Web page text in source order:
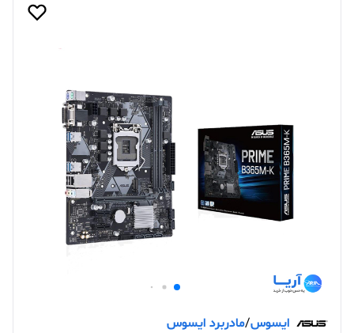
ایسوس/مادربرد ایسوس